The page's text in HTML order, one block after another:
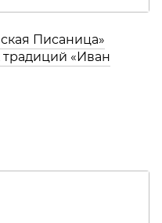
Писаница»
традиций «Иван